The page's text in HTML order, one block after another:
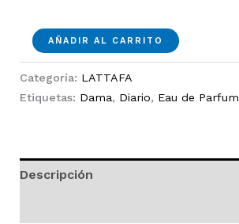
Yara
Tous
EDP
100ml
AÑADIR AL CARRITO
Categoría: LATTAFA
Etiquetas: Dama, Diario, Eau de Parfum
Descripción